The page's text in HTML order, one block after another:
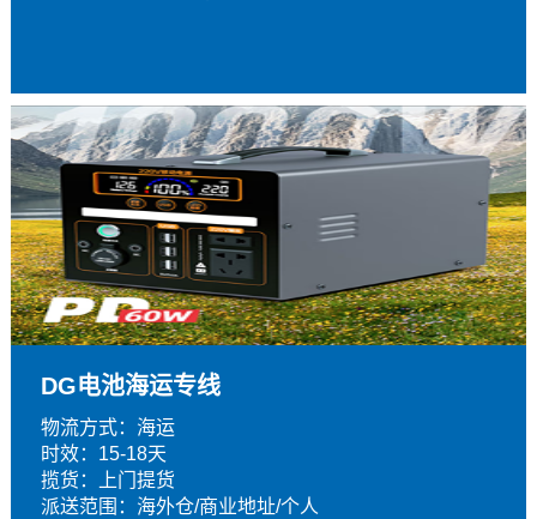
DG电池海运专线
物流方式：海运
时效：15-18天
揽货：上门提货
派送范围：海外仓/商业地址/个人